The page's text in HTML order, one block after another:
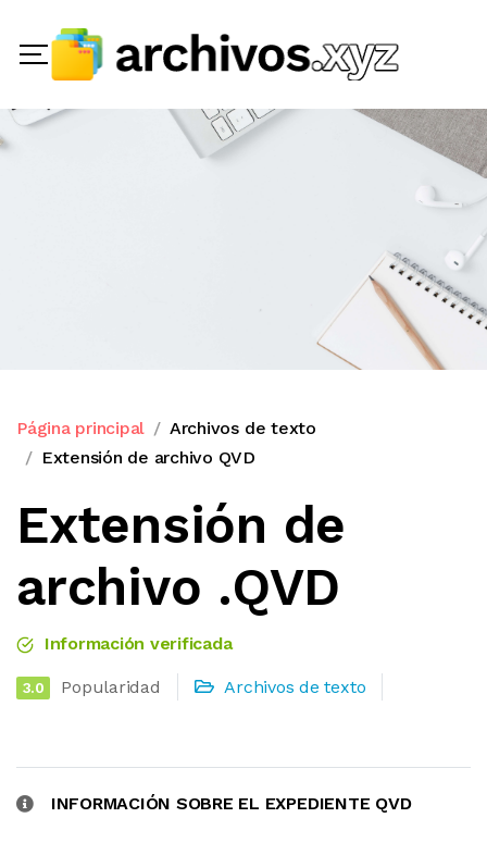
Página principal
Archivos de texto
Extensión de archivo QVD
Extensión de
archivo .QVD
Información verificada
3.0 Popularidad Archivos de texto
INFORMACIÓN SOBRE EL EXPEDIENTE QVD